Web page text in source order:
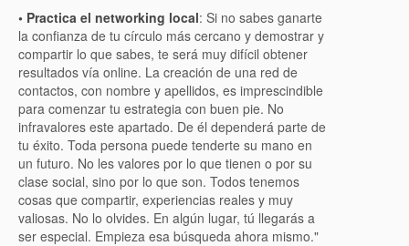
• Practica el networking local: Si no sabes ganarte
la confianza de tu círculo más cercano y demostrar y
compartir lo que sabes, te será muy difícil obtener
resultados vía online. La creación de una red de
contactos, con nombre y apellidos, es imprescindible
para comenzar tu estrategia con buen pie. No
infravalores este apartado. De él dependerá parte de
tu éxito. Toda persona puede tenderte su mano en
un futuro. No les valores por lo que tienen o por su
clase social, sino por lo que son. Todos tenemos
cosas que compartir, experiencias reales y muy
valiosas. No lo olvides. En algún lugar, tú llegarás a
ser especial. Empieza esa búsqueda ahora mismo."